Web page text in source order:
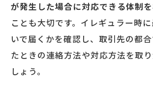
が発生した場合に対応できる体制
ことも大切です。イレギュラー時
いで届くかを確認し、取引先の都
たときの連絡方法や対応方法を取
しょう。